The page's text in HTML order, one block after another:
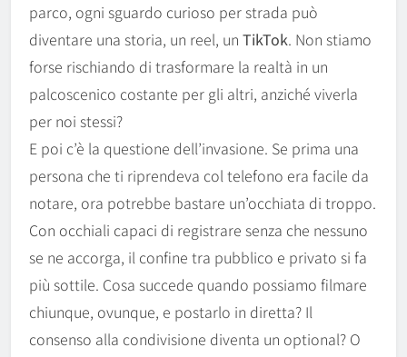
parco, ogni sguardo curioso per strada può
diventare una storia, un reel, un TikTok. Non stiamo
forse rischiando di trasformare la realtà in un
palcoscenico costante per gli altri, anziché viverla
per noi stessi?
E poi c’è la questione dell’invasione. Se prima una
persona che ti riprendeva col telefono era facile da
notare, ora potrebbe bastare un’occhiata di troppo.
Con occhiali capaci di registrare senza che nessuno
se ne accorga, il confine tra pubblico e privato si fa
più sottile. Cosa succede quando possiamo filmare
chiunque, ovunque, e postarlo in diretta? Il
consenso alla condivisione diventa un optional? O